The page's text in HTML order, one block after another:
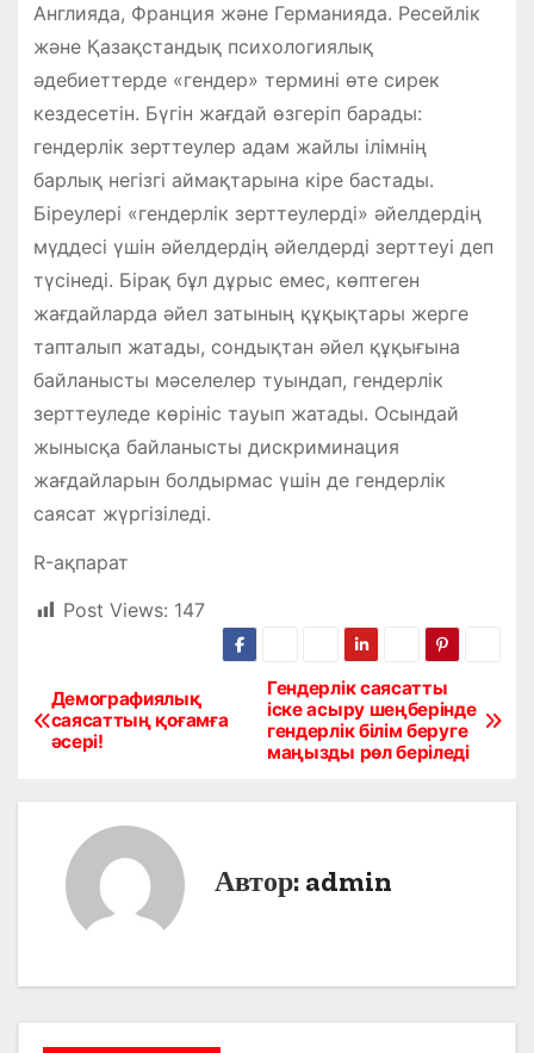
Англияда, Франция және Германияда. Ресейлік
және Қазақстандық психологиялық
әдебиеттерде «гендер» термині өте сирек
кездесетін. Бүгін жағдай өзгеріп барады:
гендерлік зерттеулер адам жайлы ілімнің
барлық негізгі аймақтарына кіре бастады.
Біреулері «гендерлік зерттеулерді» әйелдердің
мүддесі үшін әйелдердің әйелдерді зерттеуі деп
түсінеді. Бірақ бұл дұрыс емес, көптеген
жағдайларда әйел затының құқықтары жерге
тапталып жатады, сондықтан әйел құқығына
байланысты мәселелер туындап, гендерлік
зерттеуледе көрініс тауып жатады. Осындай
жынысқа байланысты дискриминация
жағдайларын болдырмас үшін де гендерлік
саясат жүргізіледі.
R-ақпарат
Post Views: 147
Н
ц
Гендерлік саясатты
іске асыру шеңберінде
гендерлік білім беруге
маңызды рөл беріледі
Демографиялық
саясаттың қоғамға
әсері!
Автор: admin